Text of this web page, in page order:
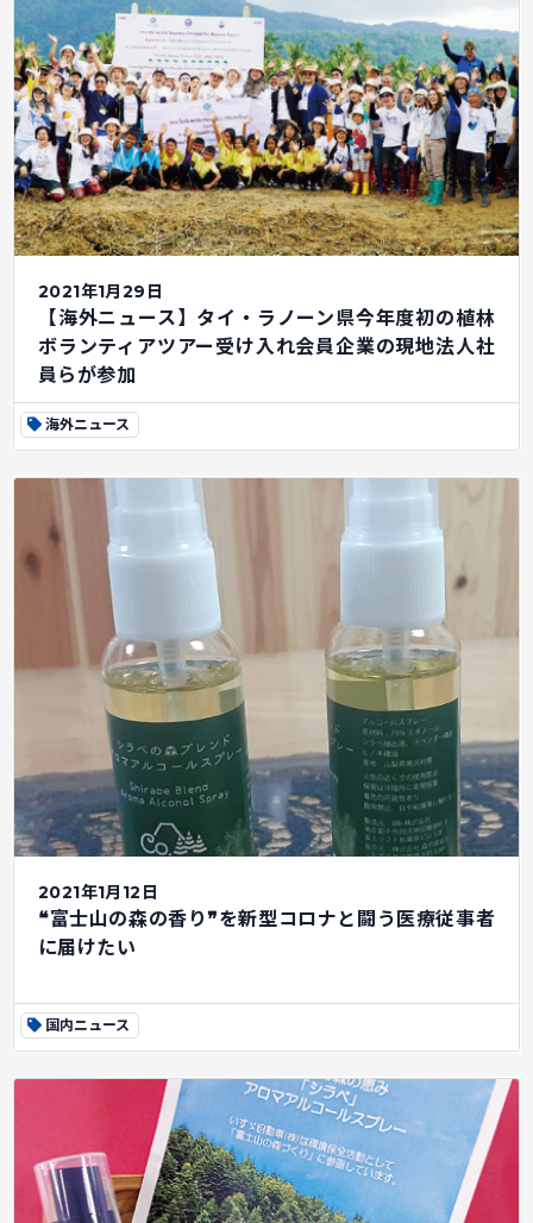
2021年1月29日
【海外ニュース】タイ・ラノーン県今年度初の植林
ボランティアツアー受け入れ会員企業の現地法人社
員らが参加
海外ニュース
2021年1月12日
❝富士山の森の香り❞を新型コロナと闘う医療従事者
に届けたい
国内ニュース